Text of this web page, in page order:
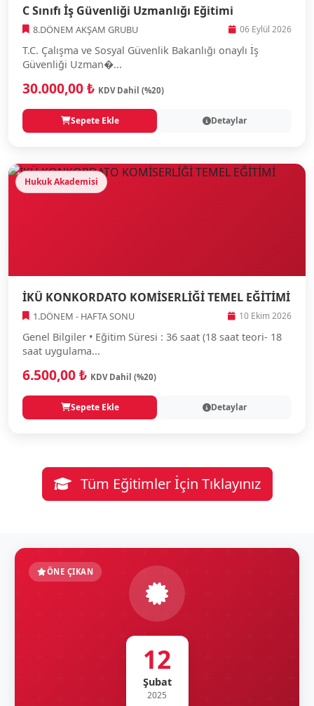
C Sınıfı İş Güvenliği Uzmanlığı Eğitimi
8.DÖNEM AKŞAM GRUBU 06 Eylül 2026
T.C. Çalışma ve Sosyal Güvenlik Bakanlığı onaylı İş
Güvenliği Uzman�...
30.000,00 ₺ KDV Dahil (%20)
Sepete Ekle Detaylar
Hukuk Akademisi
İKÜ KONKORDATO KOMİSERLİĞİ TEMEL EĞİTİMİ
1.DÖNEM - HAFTA SONU 10 Ekim 2026
Genel Bilgiler • Eğitim Süresi : 36 saat (18 saat teori- 18
saat uygulama...
6.500,00 ₺ KDV Dahil (%20)
Sepete Ekle Detaylar
Tüm Eğitimler İçin Tıklayınız
ÖNE ÇIKAN
12
Şubat
2025